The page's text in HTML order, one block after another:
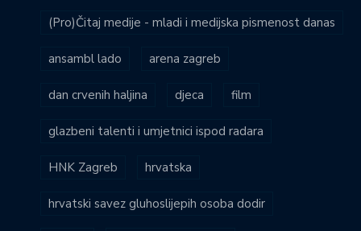
(Pro)Čitaj medije - mladi i medijska pismenost danas
ansambl lado arena zagreb
dan crvenih haljina djeca film
glazbeni talenti i umjetnici ispod radara
HNK Zagreb hrvatska
hrvatski savez gluhoslijepih osoba dodir